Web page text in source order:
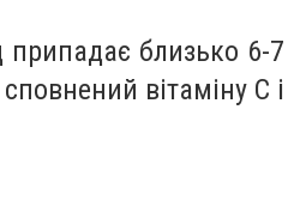
припадає близько 6-7
вітаміну С і